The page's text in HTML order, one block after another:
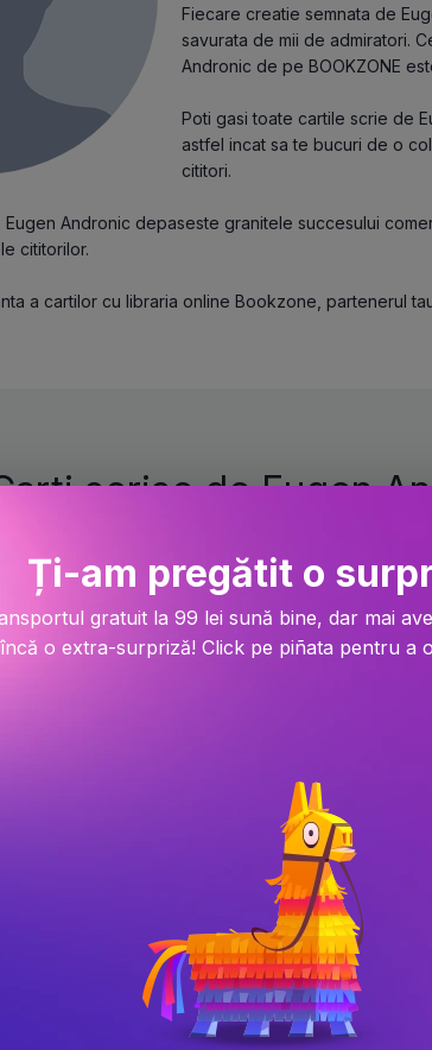
Fiecare creatie semnata de
savurata de mii de admiratori.
Andronic de pe BOOKZONE
Poti gasi toate cartile scrie de
astfel incat sa te bucuri de o
cititori.
Andronic depaseste granitele succesului
cititorilor.
a cartilor cu libraria online Bookzone, partenerul
scrise de Eugen
-5.1%
Brasovul meu
PRP: 61.1 Lei
58 Lei
Ți-am pregătit o
gratuit la 99 lei sună bine, dar mai
încă o extra-surpriză! Click pe piñata pentru a